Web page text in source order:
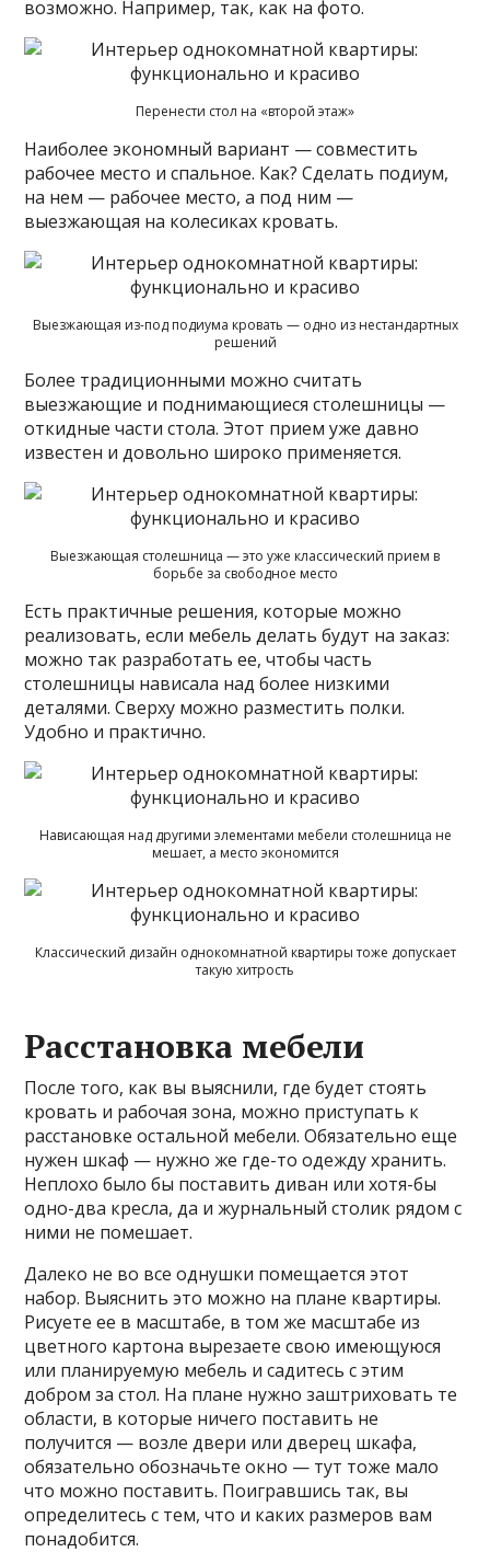
возможно. Например, так, как на фото.
Перенести стол на «второй этаж»
Наиболее экономный вариант — совместить
рабочее место и спальное. Как? Сделать подиум,
на нем — рабочее место, а под ним —
выезжающая на колесиках кровать.
Выезжающая из-под подиума кровать — одно из нестандартных
решений
Более традиционными можно считать
выезжающие и поднимающиеся столешницы —
откидные части стола. Этот прием уже давно
известен и довольно широко применяется.
Выезжающая столешница — это уже классический прием в
борьбе за свободное место
Есть практичные решения, которые можно
реализовать, если мебель делать будут на заказ:
можно так разработать ее, чтобы часть
столешницы нависала над более низкими
деталями. Сверху можно разместить полки.
Удобно и практично.
Нависающая над другими элементами мебели столешница не
мешает, а место экономится
Классический дизайн однокомнатной квартиры тоже допускает
такую хитрость
Расстановка мебели
После того, как вы выяснили, где будет стоять
кровать и рабочая зона, можно приступать к
расстановке остальной мебели. Обязательно еще
нужен шкаф — нужно же где-то одежду хранить.
Неплохо было бы поставить диван или хотя-бы
одно-два кресла, да и журнальный столик рядом с
ними не помешает.
Далеко не во все однушки помещается этот
набор. Выяснить это можно на плане квартиры.
Рисуете ее в масштабе, в том же масштабе из
цветного картона вырезаете свою имеющуюся
или планируемую мебель и садитесь с этим
добром за стол. На плане нужно заштриховать те
области, в которые ничего поставить не
получится — возле двери или дверец шкафа,
обязательно обозначьте окно — тут тоже мало
что можно поставить. Поигравшись так, вы
определитесь с тем, что и каких размеров вам
понадобится.